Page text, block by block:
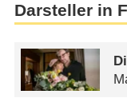
Darsteller in